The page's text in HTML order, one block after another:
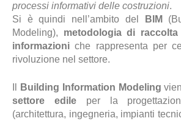
processi informativi delle costruzioni.
Si è quindi nell’ambito del
BIM
Modeling), metodologia di
informazioni che rappresenta per
rivoluzione nel settore.
Building Information Modeling
settore edileper la
(architettura, ingegneria, impianti